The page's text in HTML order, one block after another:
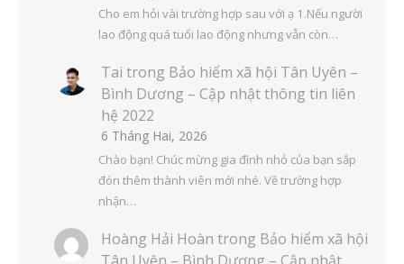
Cho em hỏi vài trường hợp sau với ạ 1.Nếu người
lao động quá tuổi lao động nhưng vẫn còn…
Tai trong Bảo hiểm xã hội Tân Uyên –
Bình Dương – Cập nhật thông tin liên
hệ 2022
6 Tháng Hai, 2026
Chào bạn! Chúc mừng gia đình nhỏ của bạn sắp
đón thêm thành viên mới nhé. Về trường hợp
nhận…
Hoàng Hải Hoàn trong Bảo hiểm xã hội